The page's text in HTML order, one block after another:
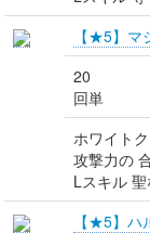
【★5】マ
20
回単
ホワイト
攻撃力の
Lスキル
【★5】ハ